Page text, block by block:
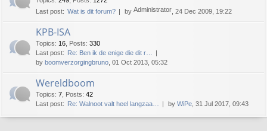
Last post: Wat is dit forum? by Administrator , 24 Dec 2009, 19:22
KPB-ISA
Topics: 16 Posts: 330
Last post: Re: Ben ik de enige die dit r…
by boomverzorgingbruno , 01 Oct 2013, 05:32
Wereldboom
Topics: 7 Posts: 42
Last post: Re: Walnoot valt heel langzaa… by WiPe , 31 Jul 2017, 09:43